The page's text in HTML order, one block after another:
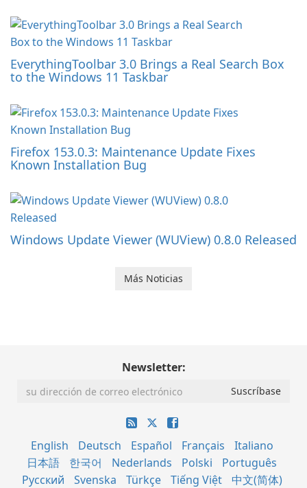
EverythingToolbar 3.0 Brings a Real Search Box
to the Windows 11 Taskbar
Firefox 153.0.3: Maintenance Update Fixes
Known Installation Bug
Windows Update Viewer (WUView) 0.8.0 Released
Más Noticias
Newsletter:
English Deutsch Español Français
Italiano
日本語
한국어 Nederlands Polski
Português
Русский
Svenska Türkçe Tiếng Việt
中文(简体)